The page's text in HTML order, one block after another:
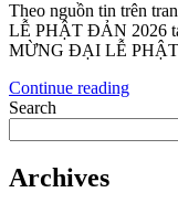
Theo nguồn tin trên
LỄ PHẬT ĐẢN 2026
MỪNG ĐẠI LỄ
Continue reading
Search
Archives